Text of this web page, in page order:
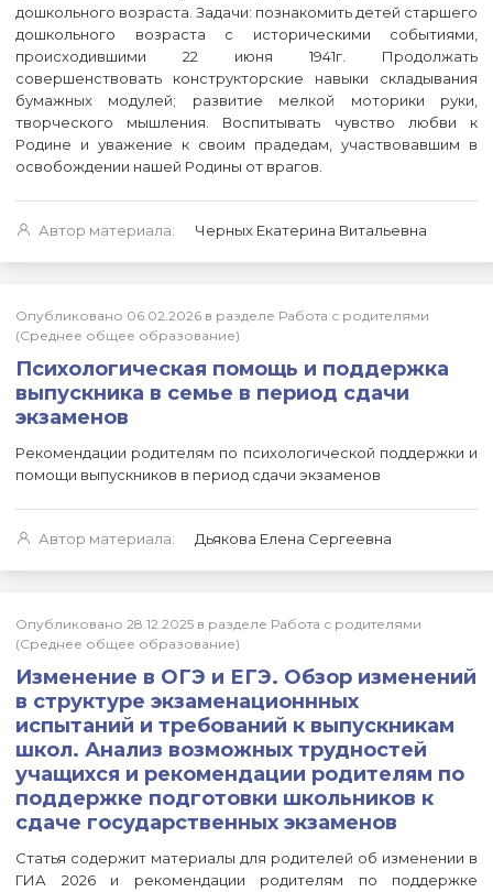
дошкольного возраста. Задачи: познакомить детей старшего
дошкольного возраста с историческими событиями,
происходившими 22 июня 1941г. Продолжать
совершенствовать конструкторские навыки складывания
бумажных модулей; развитие мелкой моторики руки,
творческого мышления. Воспитывать чувство любви к
Родине и уважение к своим прадедам, участвовавшим в
освобождении нашей Родины от врагов.
Автор материала: Черных Екатерина Витальевна
Опубликовано 06.02.2026 в разделе Работа с родителями
(Среднее общее образование)
Психологическая помощь и поддержка
выпускника в семье в период сдачи
экзаменов
Рекомендации родителям по психологической поддержки и
помощи выпускников в период сдачи экзаменов
Автор материала: Дьякова Елена Сергеевна
Опубликовано 28.12.2025 в разделе Работа с родителями
(Среднее общее образование)
Изменение в ОГЭ и ЕГЭ. Обзор изменений
в структуре экзаменационнных
испытаний и требований к выпускникам
школ. Анализ возможных трудностей
учащихся и рекомендации родителям по
поддержке подготовки школьников к
сдаче государственных экзаменов
Статья содержит материалы для родителей об изменении в
ГИА 2026 и рекомендации родителям по поддержке